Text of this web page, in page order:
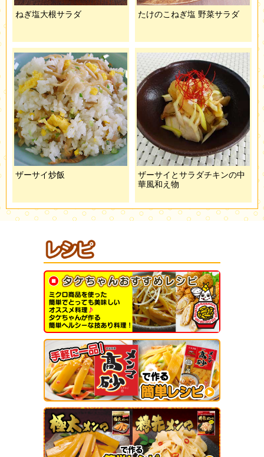
ねぎ塩大根サラダ たけのこねぎ塩 野菜サラダ
ザーサイ炒飯
ザーサイとサラダチキンの中
華風和え物